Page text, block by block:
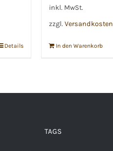
Details
€27,90
inkl. MwSt.
zzgl. Versandkosten
In den Warenkorb
TAGS